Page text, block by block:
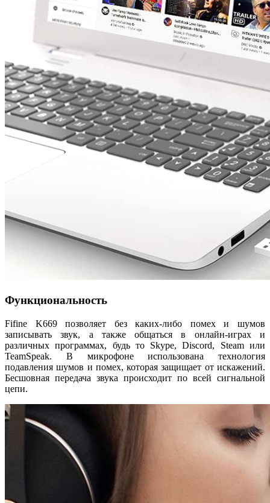
Функциональность
Fifine K669 позволяет без каких-либо помех и шумов
записывать звук, а также общаться в онлайн-играх и
различных программах, будь то Skype, Discord, Steam или
TeamSpeak. В микрофоне использована технология
подавления шумов и помех, которая защищает от искажений.
Бесшовная передача звука происходит по всей сигнальной
цепи.